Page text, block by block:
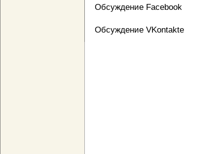
Обсуждение Facebook
Обсуждение VKontakte